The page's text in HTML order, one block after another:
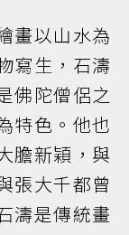
畫以山水為
寫生，石濤
佛陀僧侶之
特色。他也
膽新穎，與
張大千都曾
濤是傳統畫